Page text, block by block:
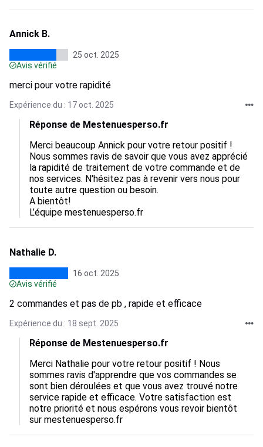
Annick B.
25 oct. 2025
Avis vérifié
merci pour votre rapidité
Expérience du : 17 oct. 2025
Réponse de Mestenuesperso.fr
Merci beaucoup Annick pour votre retour positif !
Nous sommes ravis de savoir que vous avez apprécié
la rapidité de traitement de votre commande et de
nos services. N'hésitez pas à revenir vers nous pour
toute autre question ou besoin.
A bientôt!
L’équipe mestenuesperso.fr
Nathalie D.
16 oct. 2025
Avis vérifié
2 commandes et pas de pb , rapide et efficace
Expérience du : 18 sept. 2025
Réponse de Mestenuesperso.fr
Merci Nathalie pour votre retour positif ! Nous
sommes ravis d'apprendre que vos commandes se
sont bien déroulées et que vous avez trouvé notre
service rapide et efficace. Votre satisfaction est
notre priorité et nous espérons vous revoir bientôt
sur mestenuesperso.fr